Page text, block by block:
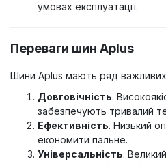
умовах експлуатації.
Переваги шин Aplus
Шини Aplus мають ряд
Довговічність.
забезпечують тривалий
Ефективність. Низький
економити пальне.
Універсальність.